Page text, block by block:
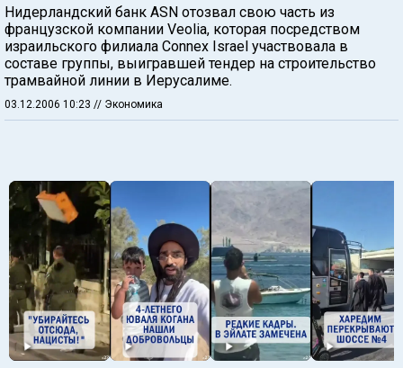
Нидерландский банк ASN отозвал свою часть из
французской компании Veolia, которая посредством
израильского филиала Connex Israel участвовала в
составе группы, выигравшей тендер на строительство
трамвайной линии в Иерусалиме.
03.12.2006 10:23 // Экономика